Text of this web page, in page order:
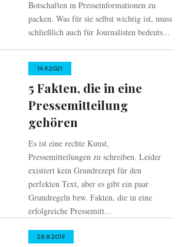
Botschaften in Presseinformationen zu
packen. Was für sie selbst wichtig ist, muss
schließlich auch für Journalisten bedeuts...
14.9.2021
5 Fakten, die in eine
Pressemitteilung
gehören
Es ist eine rechte Kunst,
Pressemitteilungen zu schreiben. Leider
existiert kein Grundrezept für den
perfekten Text, aber es gibt ein paar
Grundregeln bzw. Fakten, die in eine
erfolgreiche Pressemitt...
28.8.2019